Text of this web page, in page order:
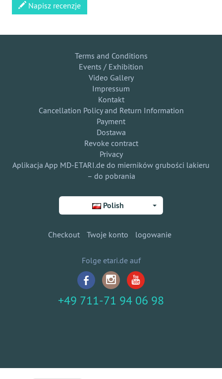
Napisz recenzje
Terms and Conditions
Events / Exhibition
Video Gallery
Impressum
Kontakt
Cancellation Policy and Return Information
Payment
Dostawa
Revoke contract
Privacy
Aplikacja App MD-ETARI.de do mierników grubości lakieru
– do pobrania
Polish
Checkout Twoje konto logowanie
Folge etari.de auf
+49 711-71 94 06 98